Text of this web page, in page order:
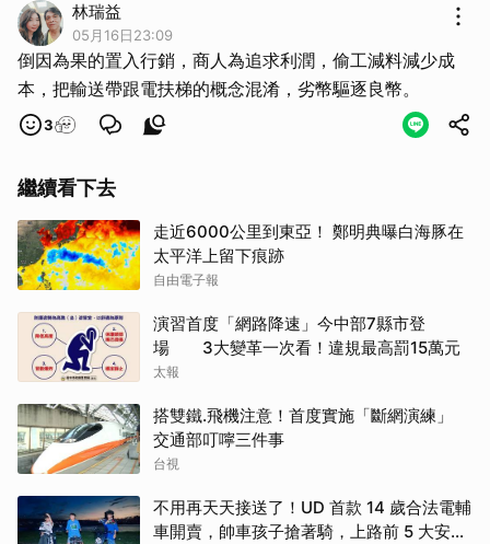
林瑞益
05月16日23:09
倒因為果的置入行銷，商人為追求利潤，偷工減料減少成
本，把輸送帶跟電扶梯的概念混淆，劣幣驅逐良幣。
3
繼續看下去
走近6000公里到東亞！ 鄭明典曝白海豚在
太平洋上留下痕跡
自由電子報
演習首度「網路降速」今中部7縣市登
場 3大變革一次看！違規最高罰15萬元
太報
搭雙鐵.飛機注意！首度實施「斷網演練」
交通部叮嚀三件事
台視
不用再天天接送了！UD 首款 14 歲合法電輔
車開賣，帥車孩子搶著騎，上路前 5 大安全